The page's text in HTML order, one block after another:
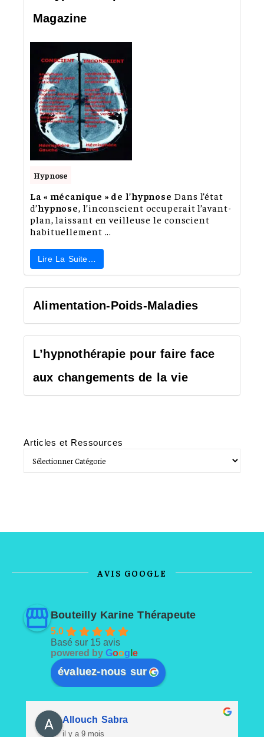
Magazine
Hypnose
La « mécanique » de l’hypnose Dans l’état
d’hypnose , l’inconscient occuperait l’avant-
plan, laissant en veilleuse le conscient
habituellement ...
Lire La Suite…
Alimentation-Poids-Maladies
L’hypnothérapie pour faire face
aux changements de la vie
Articles et Ressources
AVIS GOOGLE
Bouteilly Karine Thérapeute
5.0
Basé sur 15 avis
powered by Goog e
évaluez-nous sur
Allouch Sabra
il y a 9 mois